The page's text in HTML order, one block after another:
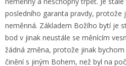
posledního garanta pravdy, protože
neměnná. Základem Božího bytí je
bod v jinak neustále se měnícím
žádná změna, protože jinak
činění s jiným Bohem, než byl na